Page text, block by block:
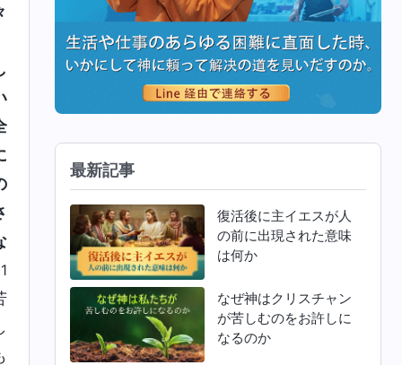
最新記事
復活後に主イエスが人
の前に出現された意味
は何か
なぜ神はクリスチャン
が苦しむのをお許しに
なるのか